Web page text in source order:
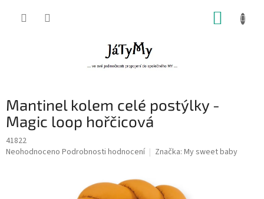
Mantinel kolem celé postýlky -
Magic loop hořčicová
41822
Průměrné
Neohodnoceno Podrobnosti hodnocení Značka: My sweet baby